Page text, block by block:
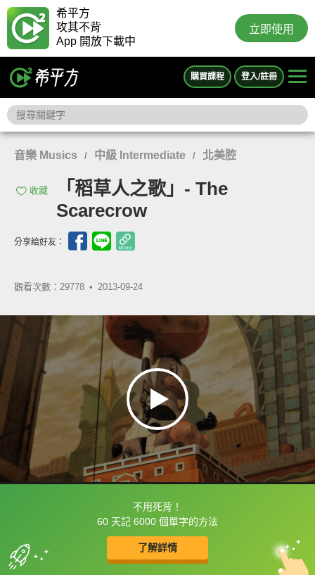
希平方
攻其不背
App 開放下載中
立即使用
購買課程 登入/註冊
音樂 Musics / 中級 Intermediate / 北美腔
收藏
「稻草人之歌」- The
Scarecrow
分享給好友：
觀看次數：29778 • 2013-09-24
不用死背！
60 天記 6000 個單字的方法
了解詳情
框選或點兩下字幕可以直接查字典喔！
收錄佳句 中
英